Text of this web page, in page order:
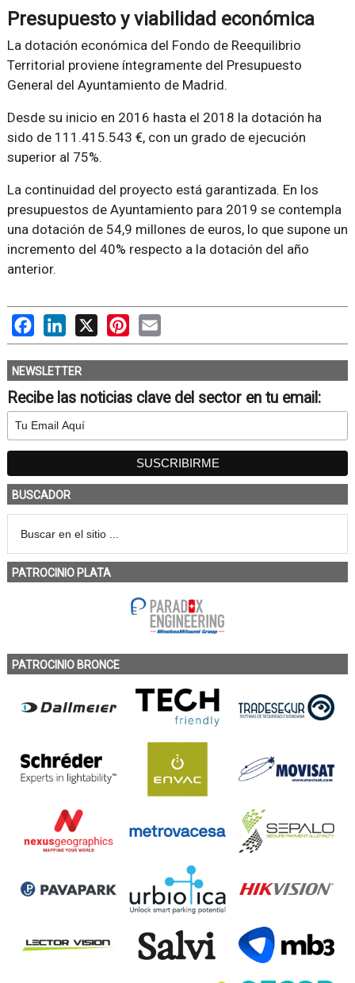
Presupuesto y viabilidad económica
La dotación económica del Fondo de Reequilibrio
Territorial proviene íntegramente del Presupuesto
General del Ayuntamiento de Madrid.
Desde su inicio en 2016 hasta el 2018 la dotación ha
sido de 111.415.543 €, con un grado de ejecución
superior al 75%.
La continuidad del proyecto está garantizada. En los
presupuestos de Ayuntamiento para 2019 se contempla
una dotación de 54,9 millones de euros, lo que supone un
incremento del 40% respecto a la dotación del año
anterior.
FacebookLinkedIn
X PinterestEmail
NEWSLETTER
Recibe las noticias clave del sector en tu email:
BUSCADOR
PATROCINIO PLATA
PATROCINIO BRONCE